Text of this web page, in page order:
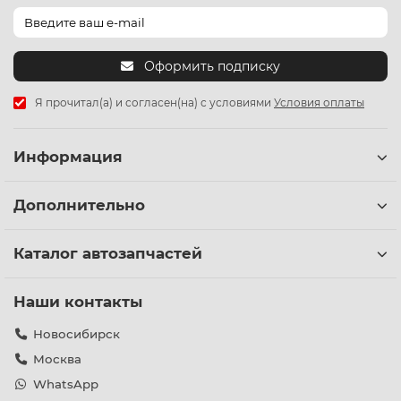
Оформить подписку
Я прочитал(а) и согласен(на) с условиями Условия оплаты
Информация
Дополнительно
Каталог автозапчастей
Наши контакты
Новосибирск
Москва
WhatsApp